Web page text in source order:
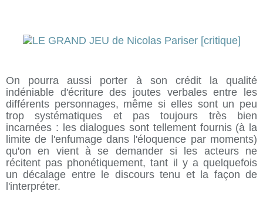
On pourra aussi porter à son crédit la qualité
indéniable d'écriture des joutes verbales entre les
différents personnages, même si elles sont un peu
trop systématiques et pas toujours très bien
incarnées : les dialogues sont tellement fournis (à la
limite de l'enfumage dans l'éloquence par moments)
qu'on en vient à se demander si les acteurs ne
récitent pas phonétiquement, tant il y a quelquefois
un décalage entre le discours tenu et la façon de
l'interpréter.